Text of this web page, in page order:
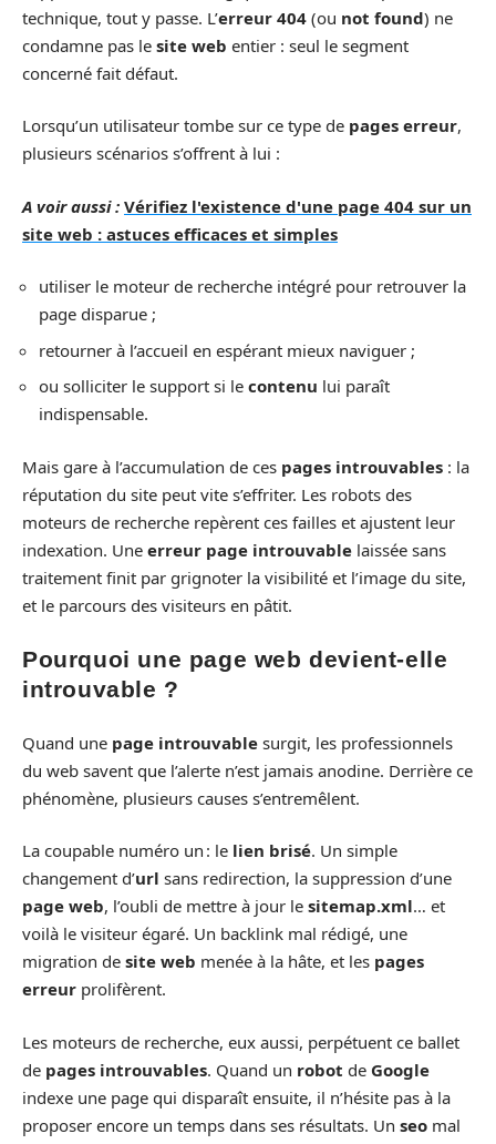
technique, tout y passe. L’erreur 404 (ou not found) ne
condamne pas le site web entier : seul le segment
concerné fait défaut.
Lorsqu’un utilisateur tombe sur ce type de pages erreur,
plusieurs scénarios s’offrent à lui :
A voir aussi : Vérifiez l'existence d'une page 404 sur un
site web : astuces efficaces et simples
utiliser le moteur de recherche intégré pour retrouver la
page disparue ;
retourner à l’accueil en espérant mieux naviguer ;
ou solliciter le support si le contenu lui paraît
indispensable.
Mais gare à l’accumulation de ces pages introuvables : la
réputation du site peut vite s’effriter. Les robots des
moteurs de recherche repèrent ces failles et ajustent leur
indexation. Une erreur page introuvable laissée sans
traitement finit par grignoter la visibilité et l’image du site,
et le parcours des visiteurs en pâtit.
Pourquoi une page web devient-elle
introuvable ?
Quand une page introuvable surgit, les professionnels
du web savent que l’alerte n’est jamais anodine. Derrière ce
phénomène, plusieurs causes s’entremêlent.
La coupable numéro un : le lien brisé. Un simple
changement d’url sans redirection, la suppression d’une
page web, l’oubli de mettre à jour le sitemap.xml… et
voilà le visiteur égaré. Un backlink mal rédigé, une
migration de site web menée à la hâte, et les pages
erreur prolifèrent.
Les moteurs de recherche, eux aussi, perpétuent ce ballet
de pages introuvables. Quand un robot de Google
indexe une page qui disparaît ensuite, il n’hésite pas à la
proposer encore un temps dans ses résultats. Un seo mal